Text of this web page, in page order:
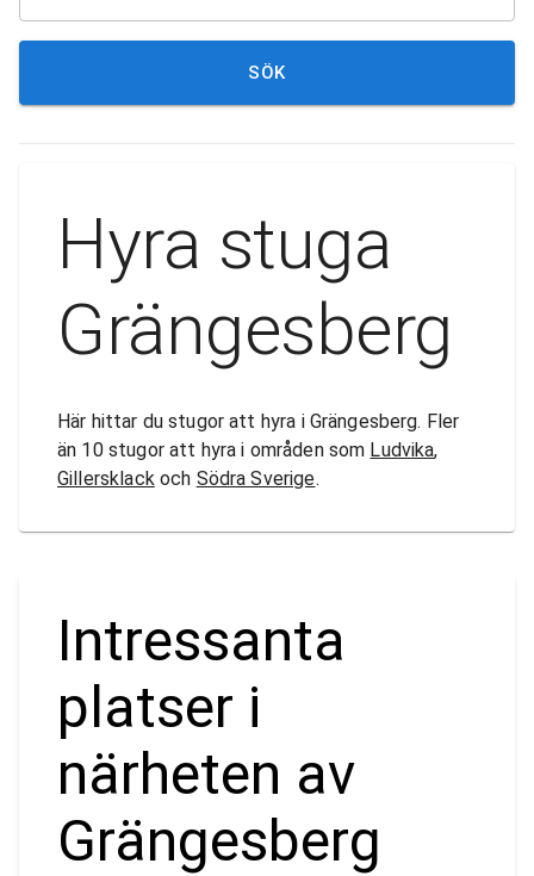
SÖK
Hyra stuga
Grängesberg
Här hittar du stugor att hyra i Grängesberg. Fler
än 10 stugor att hyra i områden som Ludvika,
Gillersklackoch Södra Sverige.
Intressanta
platser i
närheten av
Grängesberg